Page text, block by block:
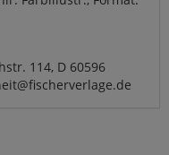
114, D 60596